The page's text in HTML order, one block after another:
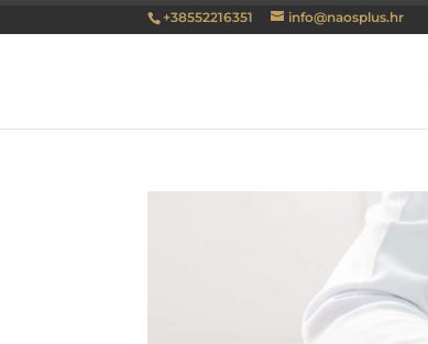
+38552216351 info@naosplus.hr